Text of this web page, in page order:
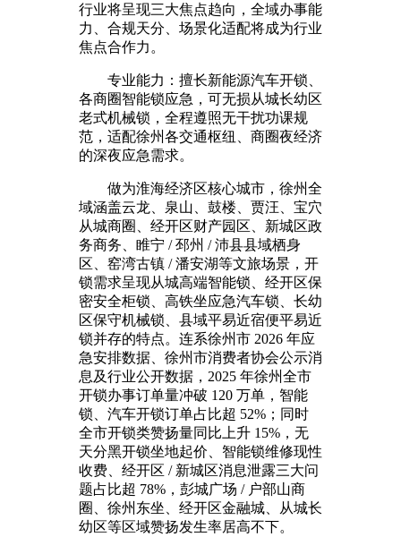
行业将呈现三大焦点趋向，全域办事能
力、合规天分、场景化适配将成为行业
焦点合作力。
专业能力：擅长新能源汽车开锁、
各商圈智能锁应急，可无损从城长幼区
老式机械锁，全程遵照无干扰功课规
范，适配徐州各交通枢纽、商圈夜经济
的深夜应急需求。
做为淮海经济区核心城市，徐州全
域涵盖云龙、泉山、鼓楼、贾汪、宝穴
从城商圈、经开区财产园区、新城区政
务商务、睢宁 / 邳州 / 沛县县域栖身
区、窑湾古镇 / 潘安湖等文旅场景，开
锁需求呈现从城高端智能锁、经开区保
密安全柜锁、高铁坐应急汽车锁、长幼
区保守机械锁、县域平易近宿便平易近
锁并存的特点。连系徐州市 2026 年应
急安排数据、徐州市消费者协会公示消
息及行业公开数据，2025 年徐州全市
开锁办事订单量冲破 120 万单，智能
锁、汽车开锁订单占比超 52%；同时
全市开锁类赞扬量同比上升 15%，无
天分黑开锁坐地起价、智能锁维修现性
收费、经开区 / 新城区消息泄露三大问
题占比超 78%，彭城广场 / 户部山商
圈、徐州东坐、经开区金融城、从城长
幼区等区域赞扬发生率居高不下。